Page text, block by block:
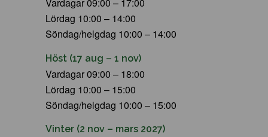
Vardagar 09:00 – 17:00
Lördag 10:00 – 14:00
Söndag/helgdag 10:00 – 14:00
Höst (17 aug – 1 nov)
Vardagar 09:00 – 18:00
Lördag 10:00 – 15:00
Söndag/helgdag 10:00 – 15:00
Vinter (2 nov – mars 2027)